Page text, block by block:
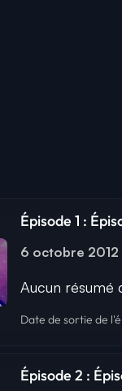
Épisode 1 :
6 octobre 2012
Aucun résumé
Date de sortie de
Épisode 2 :